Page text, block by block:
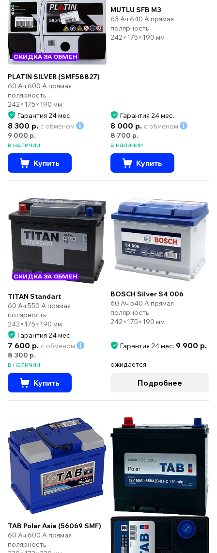
СКИДКА ЗА ОБМЕН
PLATIN SILVER (SMF58827)
60 Ач 600 А прямая
полярность
242×175×190 мм
Гарантия 24 мес.
8 300 р. с обменом
9 000 р.
в наличии
Купить
MUTLU SFB M3
63 Ач 640 А прямая
полярность
242×175×190 мм
Гарантия 24 мес.
8 000 р. с обменом
8 700 р.
в наличии
Купить
СКИДКА ЗА ОБМЕН
TITAN Standart
60 Ач 550 А прямая
полярность
242×175×190 мм
Гарантия 24 мес.
7 600 р. с обменом
8 300 р.
в наличии
Купить
BOSCH Silver S4 006
60 Ач 540 А прямая
полярность
242×175×190 мм
Гарантия 24 мес. 9 900 р.
ожидается
Подробнее
TAB Polar Asia (56069 SMF)
60 Ач 600 А прямая
полярность